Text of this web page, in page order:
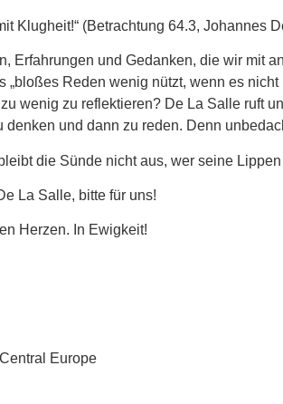
Klugheit!“ (Betrachtung 64.3, Johannes
Erfahrungen und Gedanken, die wir mit
„bloßes Reden wenig nützt, wenn es
wenig zu reflektieren? De La Salle ruft
denken und dann zu reden. Denn
die Sünde nicht aus, wer seine
La Salle, bitte für uns!
Herzen. In Ewigkeit!
Europe